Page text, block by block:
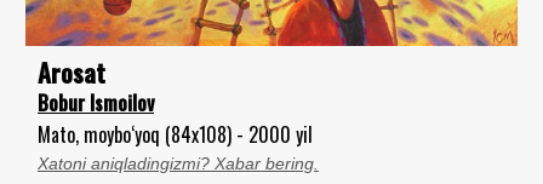
Arosat
Bobur Ismoilov
Mato, moybo‘yoq (84x108) - 2000 yil
Xatoni aniqladingizmi? Xabar bering.